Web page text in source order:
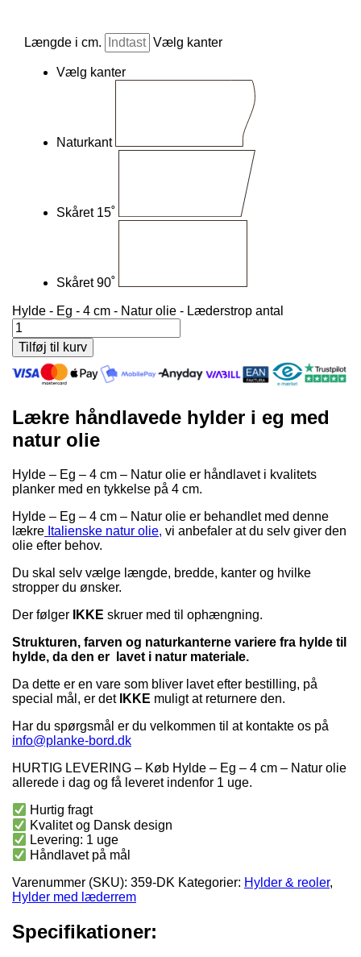
Længde i cm. Vælg kanter
Vælg kanter
Naturkant
Skåret 15˚
Skåret 90˚
Hylde - Eg - 4 cm - Natur olie - Læderstrop antal
Tilføj til kurv
Lækre håndlavede hylder i eg med
natur olie
Hylde – Eg – 4 cm – Natur olie er håndlavet i kvalitets
planker med en tykkelse på 4 cm.
Hylde – Eg – 4 cm – Natur olie er behandlet med denne
lækre Italienske natur olie, vi anbefaler at du selv giver den
olie efter behov.
Du skal selv vælge længde, bredde, kanter og hvilke
stropper du ønsker.
Der følger
IKKE skruer med til ophængning.
Strukturen, farven og naturkanterne variere fra hylde til
hylde, da den er lavet i natur materiale.
Da dette er en vare som bliver lavet efter bestilling, på
special mål, er det IKKE muligt at returnere den.
Har du spørgsmål er du velkommen til at kontakte os på
info@planke-bord.dk
HURTIG LEVERING – Køb Hylde – Eg – 4 cm – Natur olie
allerede i dag og få leveret indenfor 1 uge.
Hurtig fragt
Kvalitet og Dansk design
Levering: 1 uge
Håndlavet på mål
Varenummer (SKU): 359-DK Kategorier: Hylder & reoler,
Hylder med læderrem
Specifikationer: